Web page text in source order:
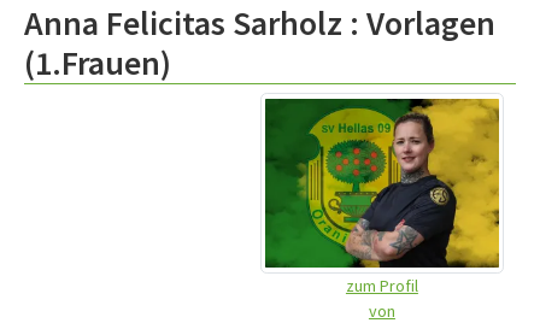
Anna Felicitas Sarholz : Vorlagen
(1.Frauen)
zum Profil
von